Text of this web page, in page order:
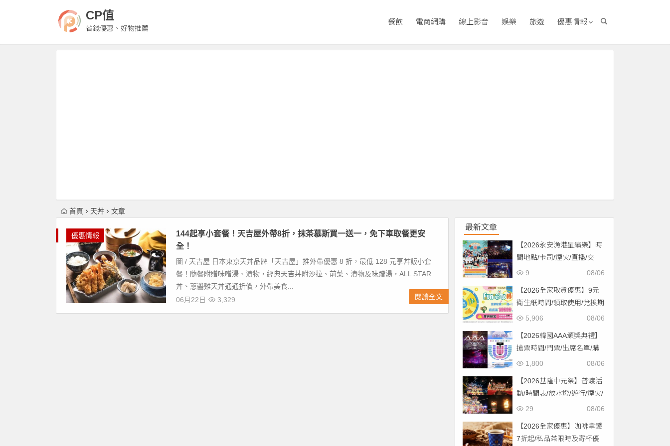
CP值
省錢優惠、好物推薦
餐飲 電商網購 線上影音 娛樂 旅遊 優惠情報
首頁 天丼 文章
優惠情報
144起享小套餐！天吉屋外帶8折，抹茶慕斯買一送一，免下車取餐更安
全！
圖 / 天吉屋 日本東京天丼品牌「天吉屋」推外帶優惠 8 折，最低 128 元享丼飯小套
餐！隨餐附贈味噌湯、漬物，經典天吉丼附沙拉、前菜、漬物及味蹭湯，ALL STAR
丼、蔥醬雞天丼通通折價，外帶美食...
06月22日
3,329 閱讀全文
最新文章
【2026永安漁港星繽樂】時
間地點/卡司/煙火/直播/交
通，免費入場！
08/06
9
【2026全家取貨優惠】9元
衛生紙時間/領取使用/兌換期
限一次看！
08/06
5,906
【2026韓國AAA頒獎典禮】
搶票時間/門票/出席名單/購
票一次看！
08/06
1,800
【2026基隆中元祭】普渡活
動/時間表/放水燈/遊行/煙火/
交通一次看！
08/06
29
【2026全家優惠】咖啡拿鐵
7折起/私品茶限時及寄杯優